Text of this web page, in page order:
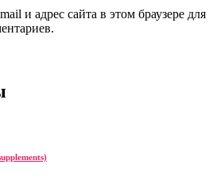
и адрес сайта в этом браузере для